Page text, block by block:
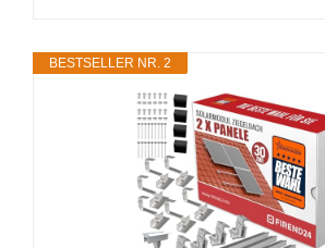
BESTSELLER NR. 2